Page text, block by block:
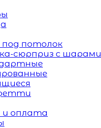
потолок
сюрприз с шарами
оплата